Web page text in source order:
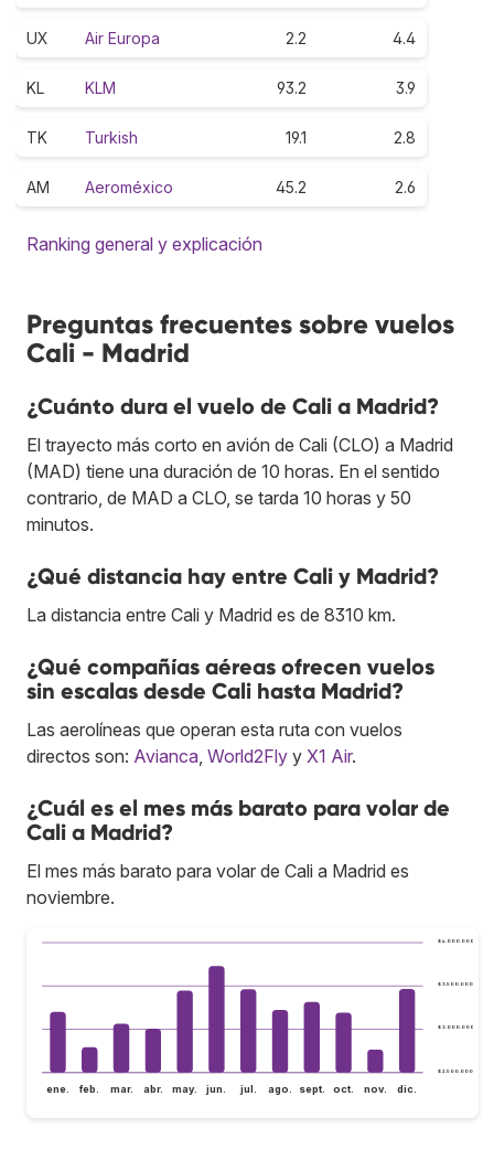
UX Air Europa 2.2 4.4
KL KLM 93.2 3.9
TK Turkish 19.1 2.8
AM Aeroméxico 45.2 2.6
Ranking general y explicación
Preguntas frecuentes sobre vuelos
Cali - Madrid
¿Cuánto dura el vuelo de Cali a Madrid?
El trayecto más corto en avión de Cali (CLO) a Madrid
(MAD) tiene una duración de 10 horas. En el sentido
contrario, de MAD a CLO, se tarda 10 horas y 50
minutos.
¿Qué distancia hay entre Cali y Madrid?
La distancia entre Cali y Madrid es de 8310 km.
¿Qué compañías aéreas ofrecen vuelos
sin escalas desde Cali hasta Madrid?
Las aerolíneas que operan esta ruta con vuelos
directos son: Avianca World2Fly y X1 Air.
¿Cuál es el mes más barato para volar de
Cali a Madrid?
El mes más barato para volar de Cali a Madrid es
noviembre.
$ 2.500.000
$ 3.000.000
$ 3.500.000
$ 4.000.000
ene. feb. mar. abr. may. jun. jul. ago. sept. oct. nov. dic.